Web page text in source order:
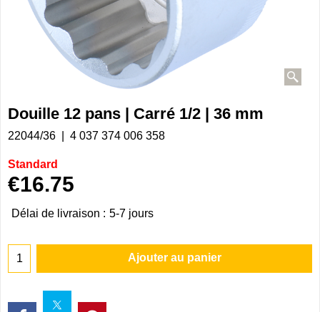
Douille 12 pans | Carré 1/2 | 36 mm
22044/36 4 037 374 006 358
Standard
€16.75
Délai de livraison : 5-7 jours
Ajouter au panier